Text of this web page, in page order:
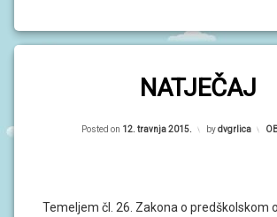
NATJEČAJ
Posted on 12. travnja 2015. bydvgrlica
Temeljem čl. 26. Zakona o predškolskom